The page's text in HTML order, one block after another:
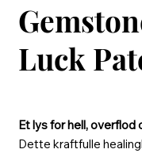
Luck
Et lys for hell,
Dette kraftfulle